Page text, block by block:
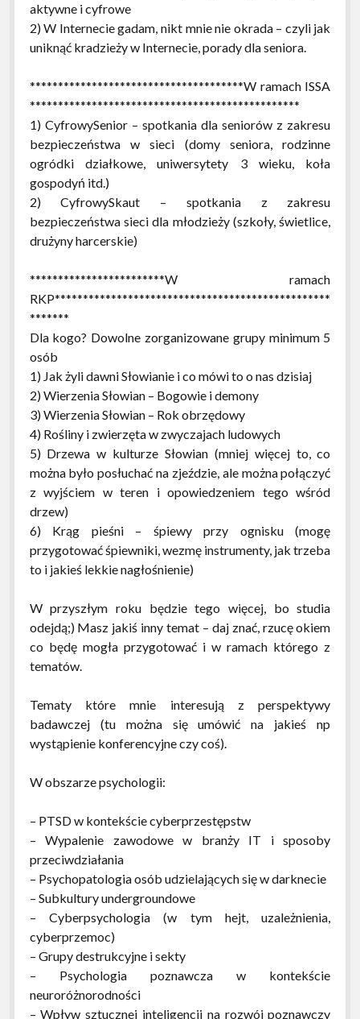
aktywne i cyfrowe
2) W Internecie gadam, nikt mnie nie okrada – czyli jak
uniknąć kradzieży w Internecie, porady dla seniora.
**************************************W ramach ISSA
************************************************
1) CyfrowySenior – spotkania dla seniorów z zakresu
bezpieczeństwa w sieci (domy seniora, rodzinne
ogródki działkowe, uniwersytety 3 wieku, koła
gospodyń itd.)
2) CyfrowySkaut – spotkania z zakresu
bezpieczeństwa sieci dla młodzieży (szkoły, świetlice,
drużyny harcerskie)
************************W ramach
RKP*************************************************
*******
Dla kogo? Dowolne zorganizowane grupy minimum 5
osób
1) Jak żyli dawni Słowianie i co mówi to o nas dzisiaj
2) Wierzenia Słowian – Bogowie i demony
3) Wierzenia Słowian – Rok obrzędowy
4) Rośliny i zwierzęta w zwyczajach ludowych
5) Drzewa w kulturze Słowian (mniej więcej to, co
można było posłuchać na zjeździe, ale można połączyć
z wyjściem w teren i opowiedzeniem tego wśród
drzew)
6) Krąg pieśni – śpiewy przy ognisku (mogę
przygotować śpiewniki, wezmę instrumenty, jak trzeba
to i jakieś lekkie nagłośnienie)
W przyszłym roku będzie tego więcej, bo studia
odejdą;) Masz jakiś inny temat – daj znać, rzucę okiem
co będę mogła przygotować i w ramach którego z
tematów.
Tematy które mnie interesują z perspektywy
badawczej (tu można się umówić na jakieś np
wystąpienie konferencyjne czy coś).
W obszarze psychologii:
– PTSD w kontekście cyberprzestępstw
– Wypalenie zawodowe w branży IT i sposoby
przeciwdziałania
– Psychopatologia osób udzielających się w darknecie
– Subkultury undergroundowe
– Cyberpsychologia (w tym hejt, uzależnienia,
cyberprzemoc)
– Grupy destrukcyjne i sekty
– Psychologia poznawcza w kontekście
neuroróżnorodności
– Wpływ sztucznej inteligencji na rozwój poznawczy